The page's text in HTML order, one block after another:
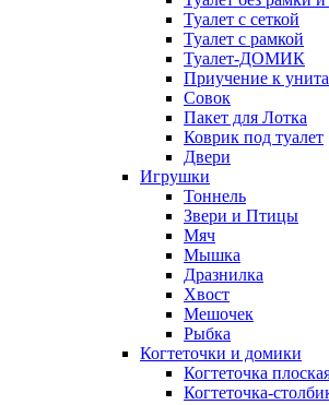
Туалет с сеткой
Туалет с рамкой
Туалет-ДОМИК
Приучение к
Совок
Пакет для Лотка
Коврик под туалет
Двери
Игрушки
Тоннель
Звери и Птицы
Мяч
Мышка
Дразнилка
Хвост
Мешочек
Рыбка
Когтеточки и домики
Когтеточка
Когтеточка-